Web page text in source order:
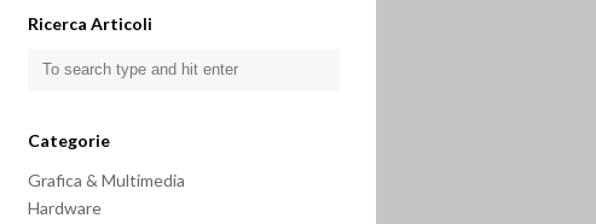
Ricerca Articoli
Categorie
Grafica & Multimedia
Hardware